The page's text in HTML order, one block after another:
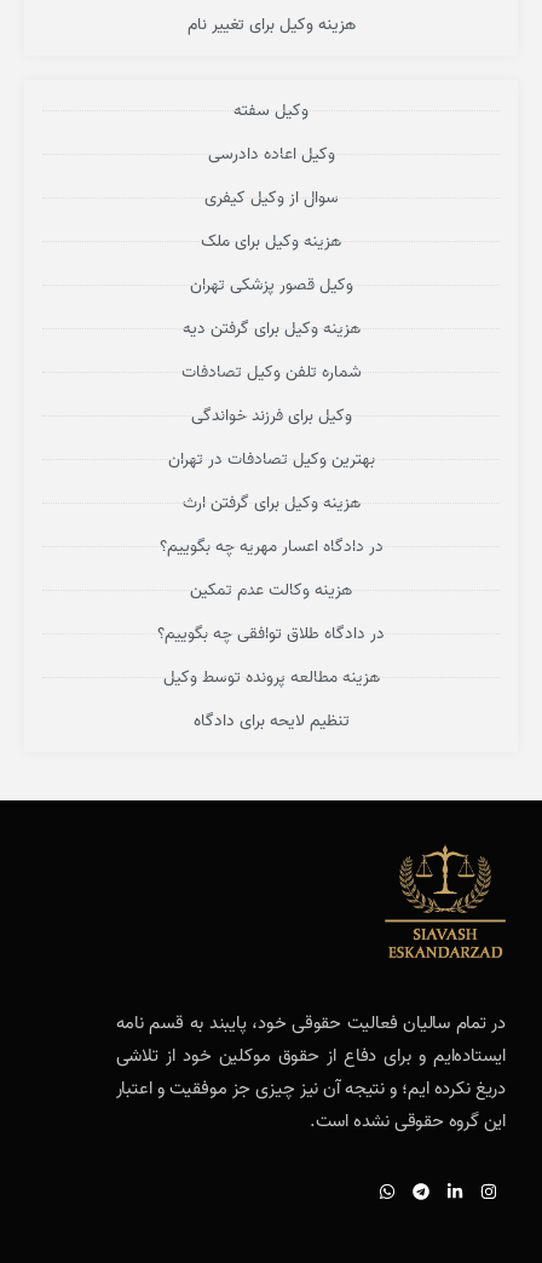
هزینه وکیل برای تغییر نام
وکیل سفته
وکیل اعاده دادرسی
سوال از وکیل کیفری
هزینه وکیل برای ملک
وکیل قصور پزشکی تهران
هزینه وکیل برای گرفتن دیه
شماره تلفن وکیل تصادفات
وکیل برای فرزند خواندگی
بهترین وکیل تصادفات در تهران
هزینه وکیل برای گرفتن ارث
در دادگاه اعسار مهریه چه بگوییم؟
هزینه وکالت عدم تمکین
در دادگاه طلاق توافقی چه بگوییم؟
هزینه مطالعه پرونده توسط وکیل
تنظیم لایحه برای دادگاه
در تمام سالیان فعالیت حقوقی خود، پایبند به قسم نامه
ایستاده‌ایم و برای دفاع از حقوق موکلین خود از تلاشی
دریغ نکرده ایم؛ و نتیجه آن نیز چیزی جز موفقیت و اعتبار
این گروه حقوقی نشده است.